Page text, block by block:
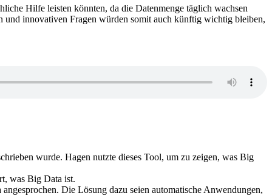
Hilfe leisten könnten, da die Datenmenge täglich wachsen
innovativen Fragen würden somit auch künftig wichtig bleiben,
wurde. Hagen nutzte dieses Tool, um zu zeigen, was Big
was Big Data ist.
Die Lösung dazu seien automatische Anwendungen,